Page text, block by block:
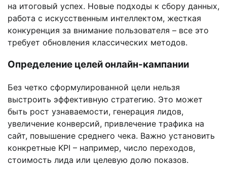
на итоговый успех. Новые подходы к сбору данных,
работа с искусственным интеллектом, жесткая
конкуренция за внимание пользователя – все это
требует обновления классических методов.
Определение целей онлайн-кампании
Без четко сформулированной цели нельзя
выстроить эффективную стратегию. Это может
быть рост узнаваемости, генерация лидов,
увеличение конверсий, привлечение трафика на
сайт, повышение среднего чека. Важно установить
конкретные KPI – например, число переходов,
стоимость лида или целевую долю показов.